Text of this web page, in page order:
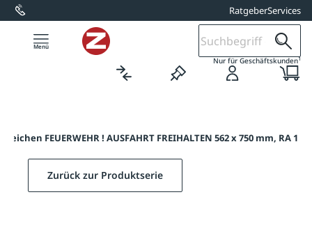
springen RatgeberServices
Nur für Geschäftskunden1
FEUERWEHR ! AUSFAHRT FREIHALTEN 562 x 750 mm, RA 1
Zurück zur Produktserie